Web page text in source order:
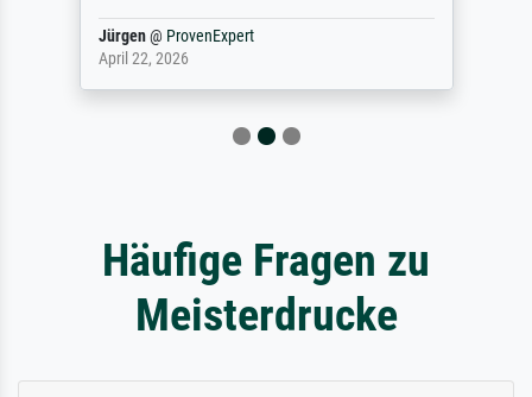
Jürgen@ ProvenExpert
April 22, 2026
Häufige Fragen zu
Meisterdrucke